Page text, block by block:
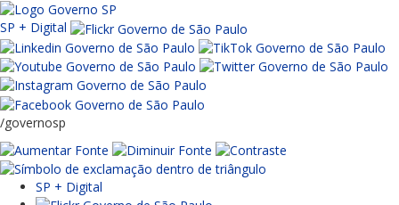
SP + Digital
/governosp
SP + Digital